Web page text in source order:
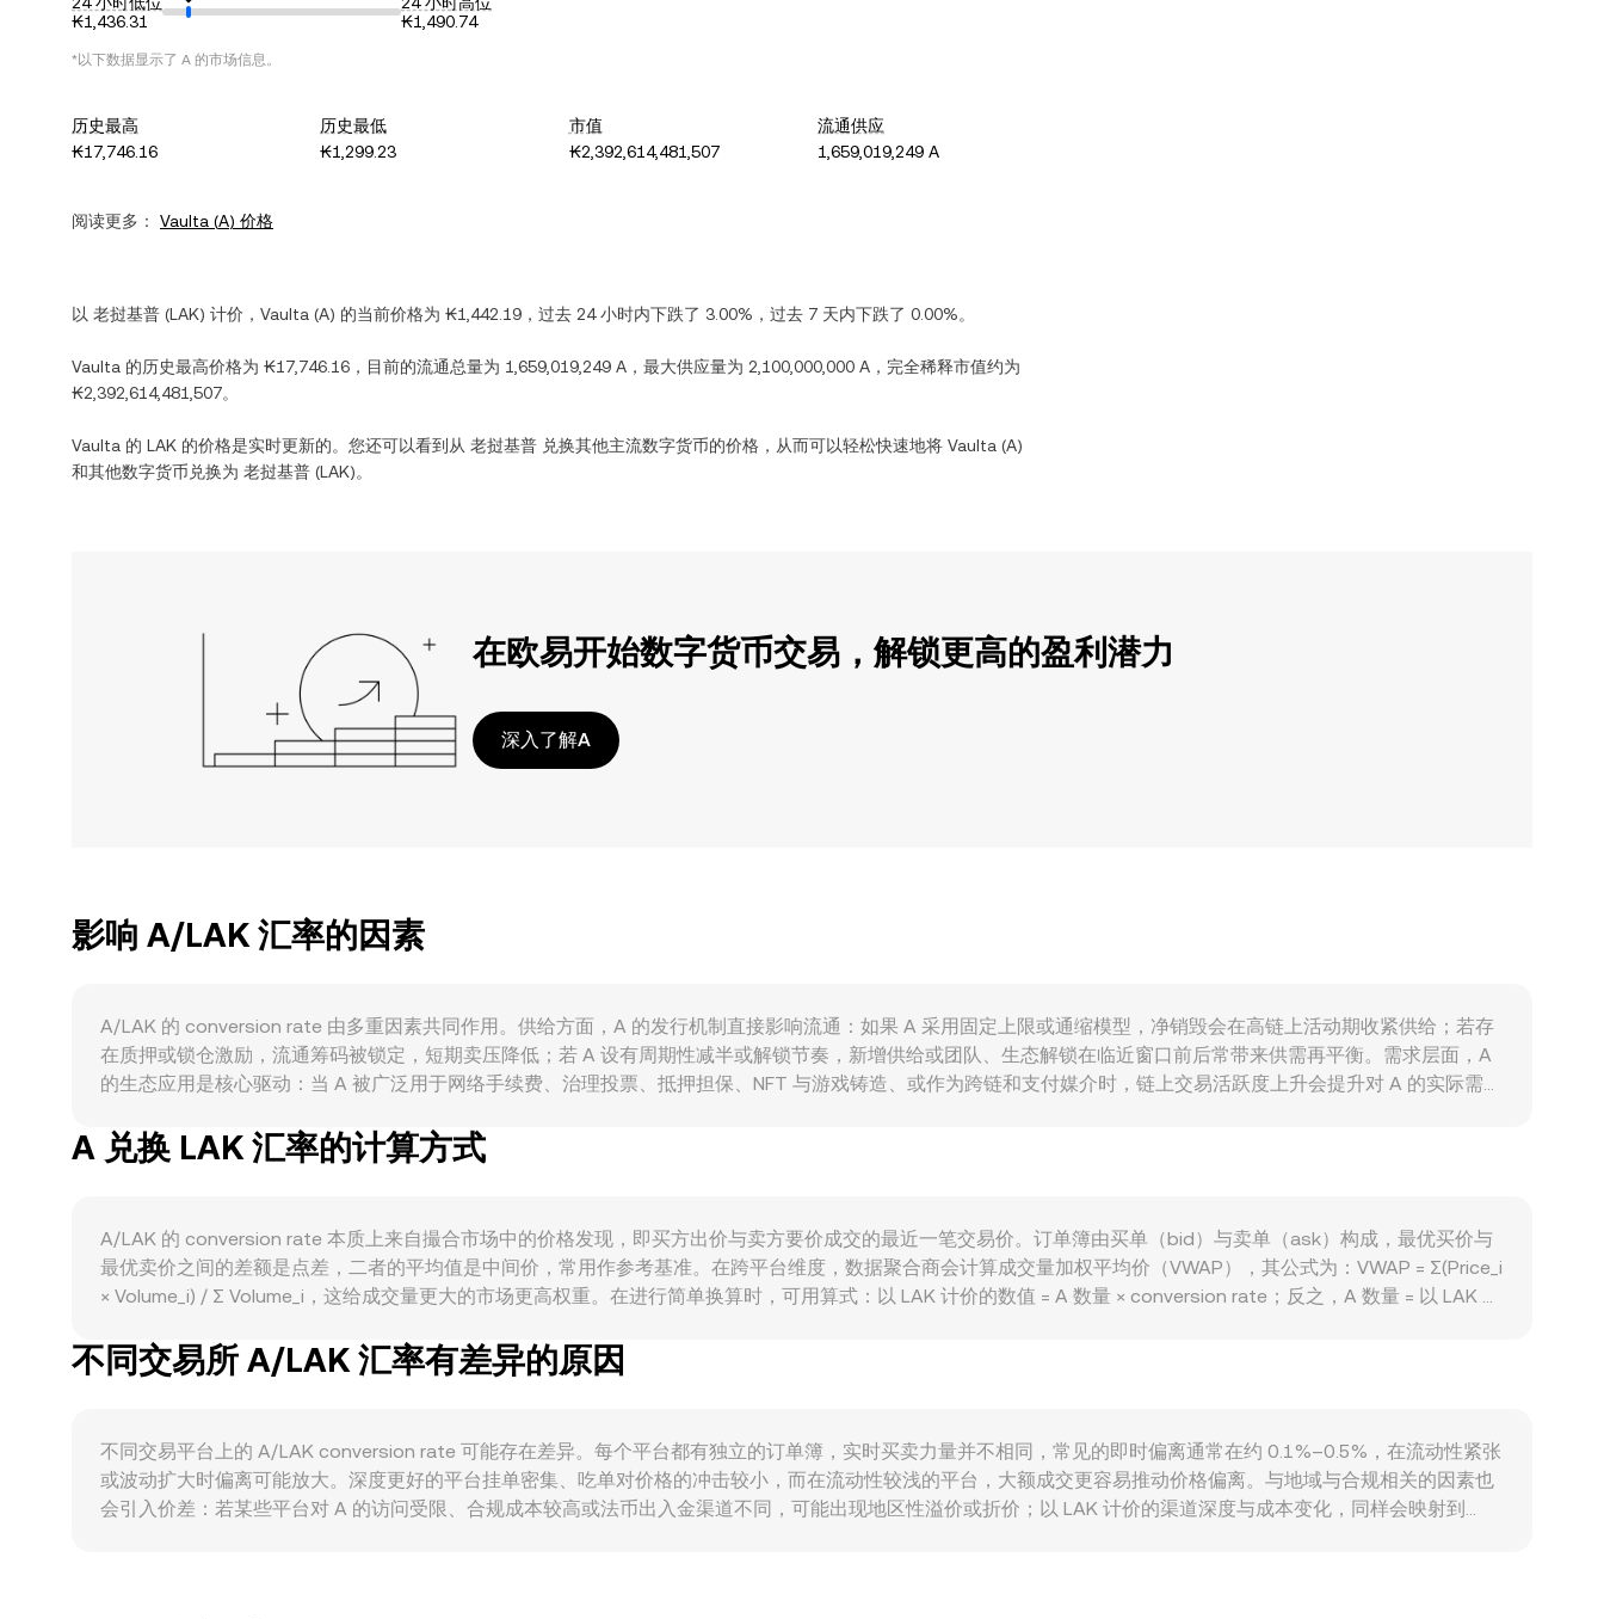
₭1,436.31
₭1,490.74
*以下数据显示了 A 的市场信息。
历史最高
₭17,746.16
历史最低
₭1,299.23
市值
₭2,392,614,481,507
流通供应
1,659,019,249 A
阅读更多： Vaulta (A) 价格
以 老挝基普 (LAK) 计价， Vaulta (A) 的当前价格为 ₭1,442.19 ，过去 24 小时内下跌了 3.00% ，过去 7 天内下跌了 0.00%。
Vaulta 的历史最高价格为 ₭17,746.16 ，目前的流通总量为 1,659,019,249 A ，最大供应量为 2,100,000,000 A ，完全稀释市值约为
₭2,392,614,481,507。
Vaulta 的 LAK 的价格是实时更新的。您还可以看到从 老挝基普 兑换其他主流数字货币的价格，从而可以轻松快速地将 Vaulta (A)
和其他数字货币兑换为 老挝基普 (LAK)。
在欧易开始数字货币交易，解锁更高的盈利潜力
深入了解A
影响 A/LAK 汇率的因素
A/LAK 的 conversion rate 由多重因素共同作用。供给方面，A 的发行机制直接影响流通：如果 A 采用固定上限或通缩模型，净销毁会在高链上活动期收紧供给；若存
在质押或锁仓激励，流通筹码被锁定，短期卖压降低；若 A 设有周期性减半或解锁节奏，新增供给或团队、生态解锁在临近窗口前后常带来供需再平衡。需求层面，A
的生态应用是核心驱动：当 A 被广泛用于网络手续费、治理投票、抵押担保、NFT 与游戏铸造、或作为跨链和支付媒介时，链上交易活跃度上升会提升对 A 的实际需
全球流动性松紧与避险情绪会传导至 A；同时，LAK 的强弱、利率环境与地区性流动性状况会改变以 LAK 计价的购买力，从而影响以 LAK 计的 A/LAK conversion
rate。监管事件同样重要：围绕 A 的合规定性、主要交易平台的上架或下架、以及地区法币通道与合规要求的变化，都会影响可得流动性与市场预期。技术层面，A 的
因素共同塑造 A/LAK 的即时定价。
A 兑换 LAK 汇率的计算方式
A/LAK 的 conversion rate 本质上来自撮合市场中的价格发现，即买方出价与卖方要价成交的最近一笔交易价。订单簿由买单（bid）与卖单（ask）构成，最优买价与
最优卖价之间的差额是点差，二者的平均值是中间价，常用作参考基准。在跨平台维度，数据聚合商会计算成交量加权平均价（VWAP），其公式为：VWAP = Σ(Price_i
× Volume_i) / Σ Volume_i，这给成交量更大的市场更高权重。在进行简单换算时，可用算式：以 LAK 计价的数值 = A 数量 × conversion rate；反之，A 数量 = 以 LAK 计
产的数量分别为 x 与 y，瞬时价格可表示为 price = y / x；当大额换入换出改变池子余额时，池内滑点会传导至 A/LAK 的参考定价。综合来看，订单簿撮合的最新成
交、跨平台 VWAP、以及可能存在的 AMM 定价共同构成 A/LAK conversion rate 的计算基础。
不同交易所 A/LAK 汇率有差异的原因
不同交易平台上的 A/LAK conversion rate 可能存在差异。每个平台都有独立的订单簿，实时买卖力量并不相同，常见的即时偏离通常在约 0.1%–0.5%，在流动性紧张
或波动扩大时偏离可能放大。深度更好的平台挂单密集、吃单对价格的冲击较小，而在流动性较浅的平台，大额成交更容易推动价格偏离。与地域与合规相关的因素也
会引入价差：若某些平台对 A 的访问受限、合规成本较高或法币出入金渠道不同，可能出现地区性溢价或折价；以 LAK 计价的渠道深度与成本变化，同样会映射到